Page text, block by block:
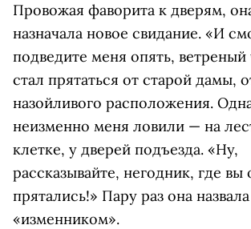
Провожая фаворита к дверям,
назначала новое свидание. «И
подведите меня опять, ветреный
стал прятаться от старой дамы,
назойливого расположения.
неизменно меня ловили — на
клетке, у дверей подъезда. «Ну,
рассказывайте, негодник, где вы
прятались!» Пару раз она
«изменником».